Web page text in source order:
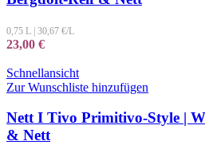
0,75 L | 30,67 €/L
23,00 €
Schnellansicht
Zur Wunschliste hinzufügen
Nett I Tivo Primitivo-Style |
& Nett